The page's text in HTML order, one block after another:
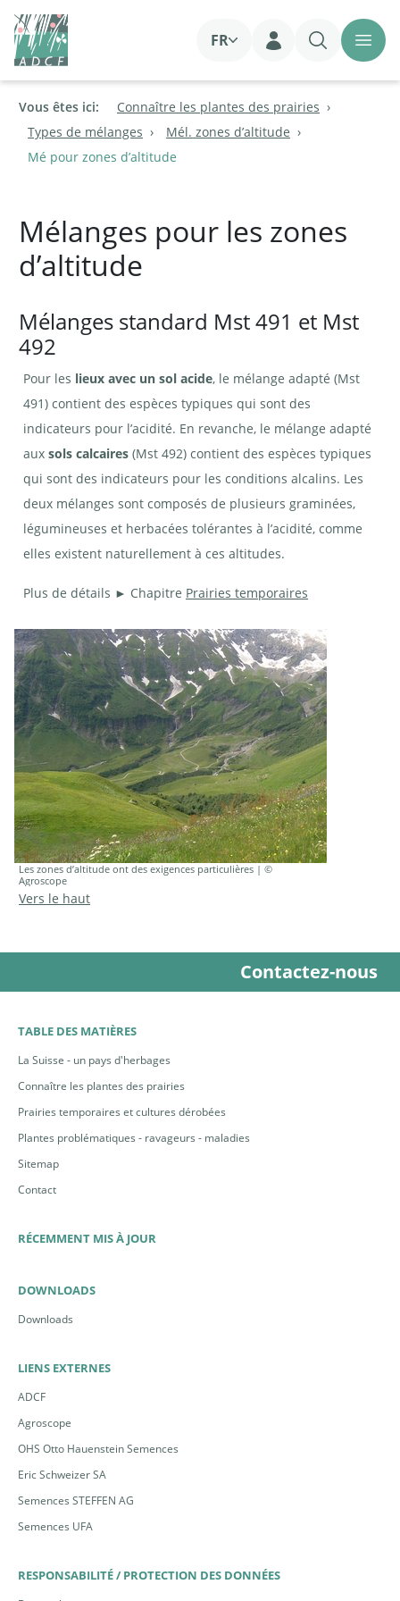
FR
Login
Vous êtes ici:
Connaître les plantes des prairies
Types de mélanges
Mél. zones d’altitude
Mé pour zones d’altitude
Mélanges pour les zones
d’altitude
Mélanges standard Mst 491 et Mst
492
Pour les lieux avec un sol acide, le mélange adapté (Mst
491) contient des espèces typiques qui sont des
indicateurs pour l’acidité. En revanche, le mélange adapté
aux sols calcaires (Mst 492) contient des espèces typiques
qui sont des indicateurs pour les conditions alcalins. Les
deux mélanges sont composés de plusieurs graminées,
légumineuses et herbacées tolérantes à l’acidité, comme
elles existent naturellement à ces altitudes.
Plus de détails ► Chapitre Prairies temporaires
Les zones d’altitude ont des exigences particulières | ©
Agroscope
Vers le haut
Contactez-nous
TABLE DES MATIÈRES
La Suisse - un pays d'herbages
Connaître les plantes des prairies
Prairies temporaires et cultures dérobées
Plantes problématiques - ravageurs - maladies
Sitemap
Contact
RÉCEMMENT MIS À JOUR
DOWNLOADS
Downloads
LIENS EXTERNES
ADCF
Agroscope
OHS Otto Hauenstein Semences
Eric Schweizer SA
Semences STEFFEN AG
Semences UFA
RESPONSABILITÉ / PROTECTION DES DONNÉES